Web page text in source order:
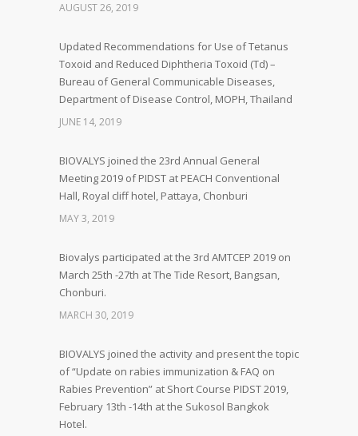
AUGUST 26, 2019
Updated Recommendations for Use of Tetanus
Toxoid and Reduced Diphtheria Toxoid (Td) –
Bureau of General Communicable Diseases,
Department of Disease Control, MOPH, Thailand
JUNE 14, 2019
BIOVALYS joined the 23rd Annual General
Meeting 2019 of PIDST at PEACH Conventional
Hall, Royal cliff hotel, Pattaya, Chonburi
MAY 3, 2019
Biovalys participated at the 3rd AMTCEP 2019 on
March 25th -27th at The Tide Resort, Bangsan,
Chonburi.
MARCH 30, 2019
BIOVALYS joined the activity and present the topic
of “Update on rabies immunization & FAQ on
Rabies Prevention” at Short Course PIDST 2019,
February 13th -14th at the Sukosol Bangkok
Hotel.